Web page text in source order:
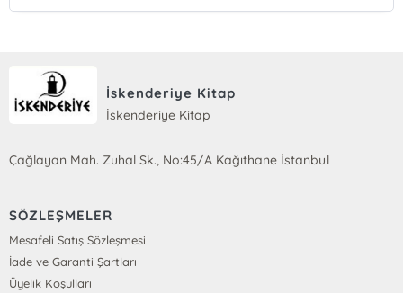
İskenderiye Kitap
İskenderiye Kitap
Çağlayan Mah. Zuhal Sk., No:45/A Kağıthane İstanbul
SÖZLEŞMELER
Mesafeli Satış Sözleşmesi
İade ve Garanti Şartları
Üyelik Koşulları